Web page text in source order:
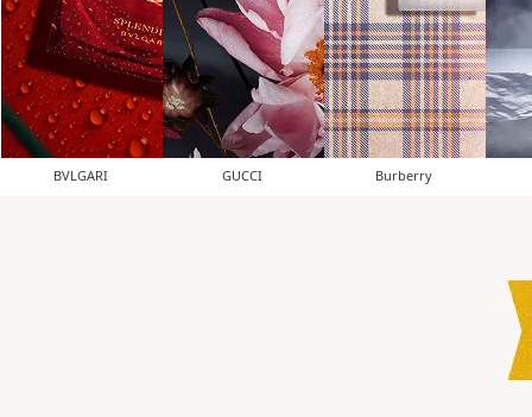
BVLGARI GUCCI Burberry